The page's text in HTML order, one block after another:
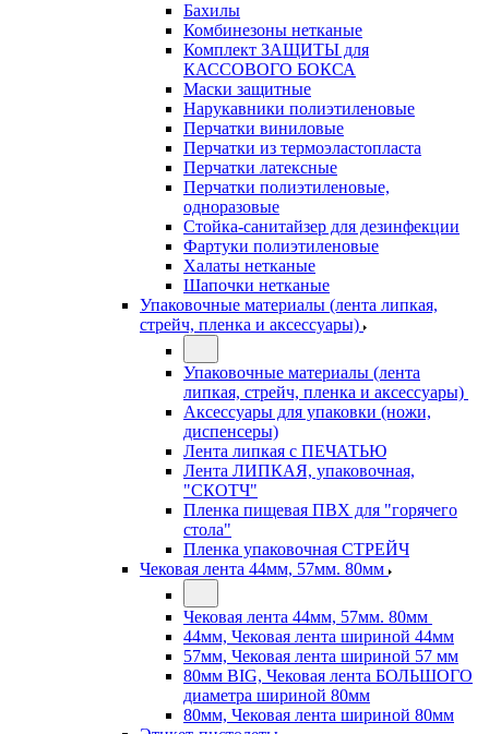
Бахилы
Комбинезоны нетканые
Комплект ЗАЩИТЫ для
КАССОВОГО БОКСА
Маски защитные
Нарукавники полиэтиленовые
Перчатки виниловые
Перчатки из термоэластопласта
Перчатки латексные
Перчатки полиэтиленовые,
одноразовые
Стойка-санитайзер для дезинфекции
Фартуки полиэтиленовые
Халаты нетканые
Шапочки нетканые
Упаковочные материалы (лента липкая,
стрейч, пленка и аксессуары)
Упаковочные материалы (лента
липкая, стрейч, пленка и аксессуары)
Аксессуары для упаковки (ножи,
диспенсеры)
Лента липкая с ПЕЧАТЬЮ
Лента ЛИПКАЯ, упаковочная,
"СКОТЧ"
Пленка пищевая ПВХ для "горячего
стола"
Пленка упаковочная СТРЕЙЧ
Чековая лента 44мм, 57мм. 80мм
Чековая лента 44мм, 57мм. 80мм
44мм, Чековая лента шириной 44мм
57мм, Чековая лента шириной 57 мм
80мм BIG, Чековая лента БОЛЬШОГО
диаметра шириной 80мм
80мм, Чековая лента шириной 80мм